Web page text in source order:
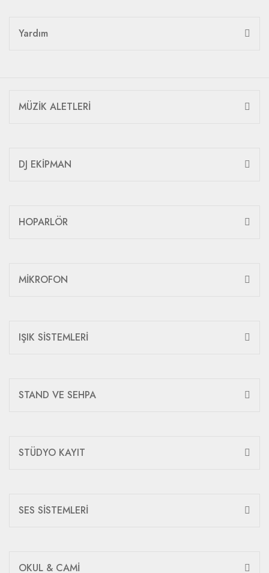
Yardım
MÜZİK ALETLERİ
DJ EKİPMAN
HOPARLÖR
MİKROFON
IŞIK SİSTEMLERİ
STAND VE SEHPA
STÜDYO KAYIT
SES SİSTEMLERİ
OKUL & CAMİ